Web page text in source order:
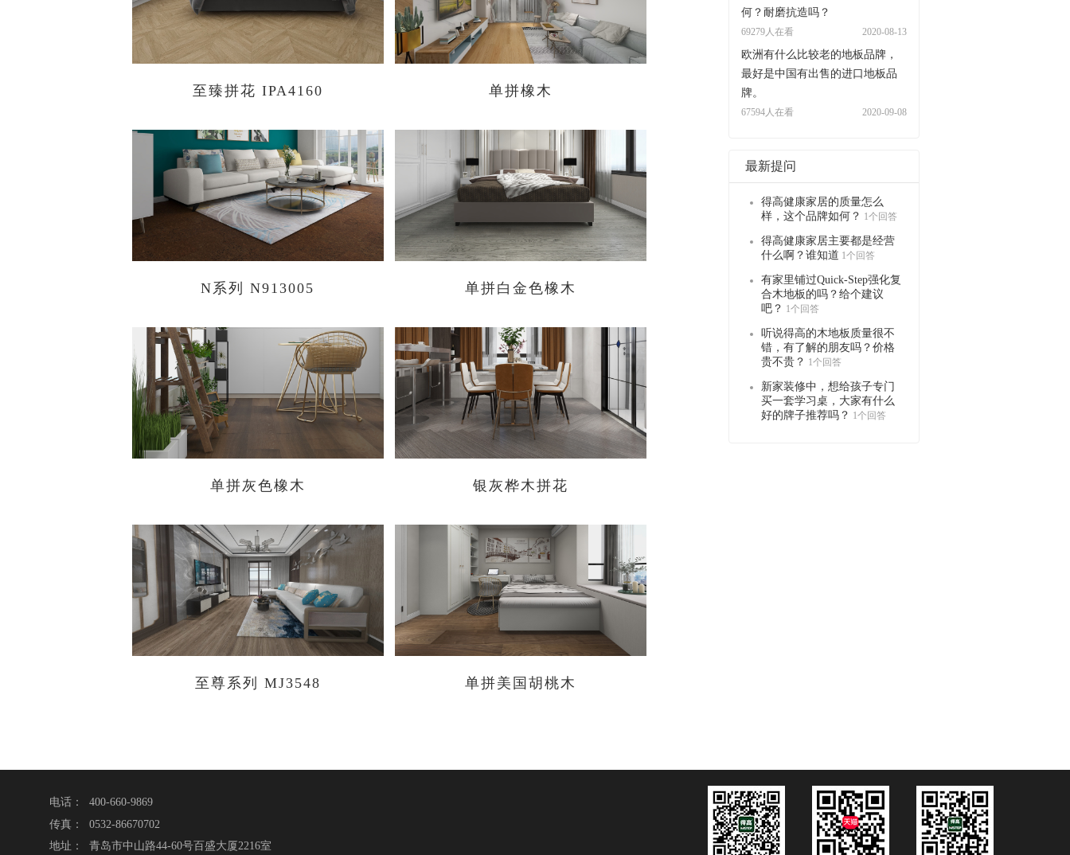
至臻拼花 IPA4160
N系列 N913005
单拼灰色橡木
至尊系列 MJ3548
单拼橡木
单拼白金色橡木
银灰桦木拼花
单拼美国胡桃木
何？耐磨抗造吗？
69279人在看 2020-08-13
欧洲有什么比较老的地板品牌，
最好是中国有出售的进口地板品
牌。
67594人在看 2020-09-08
最新提问
得高健康家居的质量怎么
样，这个品牌如何？ 1个回答
得高健康家居主要都是经营
什么啊？谁知道 1个回答
有家里铺过Quick-Step强化复
合木地板的吗？给个建议
吧？ 1个回答
听说得高的木地板质量很不
错，有了解的朋友吗？价格
贵不贵？ 1个回答
新家装修中，想给孩子专门
买一套学习桌，大家有什么
好的牌子推荐吗？ 1个回答
电话： 400-660-9869
传真： 0532-86670702
地址： 青岛市中山路44-60号百盛大厦2216室